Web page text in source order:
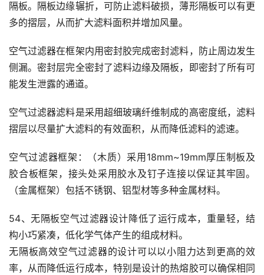
隔板。隔板边缘辗折，可防止滤料破损，薄形隔板可以有更
多的摺层，从而扩大滤料面积并增加风量。
空气过滤器在框架内用密封胶完成密封滤料，防止周边发生
侧漏。密封层完全密封了滤料边缘及隔板，即密封了所有可
能发生泄露的通道。
空气过滤器滤料是采用超细玻璃纤维制成的高密度纸，滤料
摺层以尽量扩大滤料的有效面积，从而降低滤料的滤速。
空气过滤器框架：（木质）采用18mm~19mm厚压制板及
胶合板框架，接头处采用胶水及钉子连接以保证其牢固。
（金属框架）包括不锈钢、铝型材等多种金属材料。
54、无隔板空气过滤器设计降低了运行成本，重量轻，结
构小巧紧凑，低化学气体产生的组成材料。
无隔板高效空气过滤器的设计可以以小阻力达到更高的效
率，从而降低运行成本，特别是设计的热熔胶可以确保相同